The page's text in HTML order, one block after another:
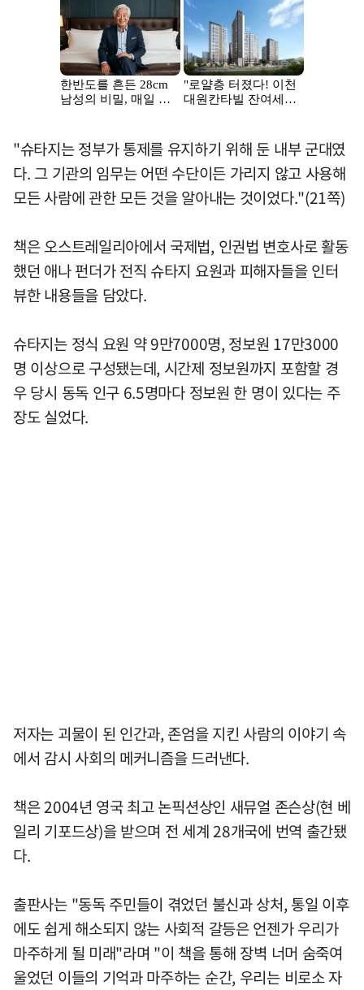
"슈타지는 정부가 통제를 유지하기 위해 둔 내부 군대였
다. 그 기관의 임무는 어떤 수단이든 가리지 않고 사용해
모든 사람에 관한 모든 것을 알아내는 것이었다."(21쪽)
책은 오스트레일리아에서 국제법, 인권법 변호사로 활동
했던 애나 펀더가 전직 슈타지 요원과 피해자들을 인터
뷰한 내용들을 담았다.
슈타지는 정식 요원 약 9만7000명, 정보원 17만3000
명 이상으로 구성됐는데, 시간제 정보원까지 포함할 경
우 당시 동독 인구 6.5명마다 정보원 한 명이 있다는 주
장도 실었다.
저자는 괴물이 된 인간과, 존엄을 지킨 사람의 이야기 속
에서 감시 사회의 메커니즘을 드러낸다.
책은 2004년 영국 최고 논픽션상인 새뮤얼 존슨상(현 베
일리 기포드상)을 받으며 전 세계 28개국에 번역 출간됐
다.
출판사는 "동독 주민들이 겪었던 불신과 상처, 통일 이후
에도 쉽게 해소되지 않는 사회적 갈등은 언젠가 우리가
마주하게 될 미래"라며 "이 책을 통해 장벽 너머 숨죽여
울었던 이들의 기억과 마주하는 순간, 우리는 비로소 자